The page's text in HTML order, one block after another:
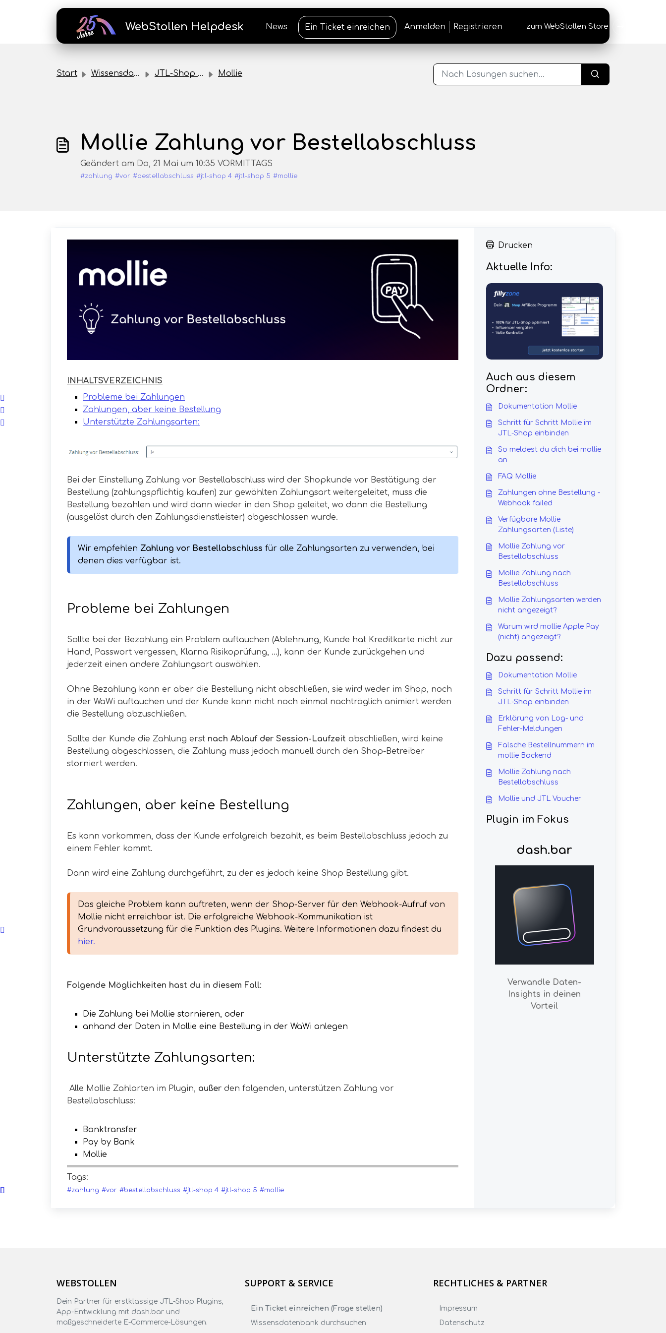
WebStollen Helpdesk News Ein Ticket einreichen Anmelden Registrieren zum WebStollen Store
Start Wissensdatenbank JTL-Shop Plugins Mollie
Mollie Zahlung vor Bestellabschluss
Geändert am Do, 21 Mai um 10:35 VORMITTAGS
#zahlung #vor #bestellabschluss #jtl-shop 4 #jtl-shop 5 #mollie
INHALTSVERZEICHNIS
Probleme bei Zahlungen
Zahlungen, aber keine Bestellung
Unterstützte Zahlungsarten:
Bei der Einstellung Zahlung vor Bestellabschluss wird der Shopkunde vor Bestätigung der
Bestellung (zahlungspflichtig kaufen) zur gewählten Zahlungsart weitergeleitet, muss die
Bestellung bezahlen und wird dann wieder in den Shop geleitet, wo dann die Bestellung
(ausgelöst durch den Zahlungsdienstleister) abgeschlossen wurde.
Wir empfehlen Zahlung vor Bestellabschluss für alle Zahlungsarten zu verwenden, bei
denen dies verfügbar ist.
Probleme bei Zahlungen
Sollte bei der Bezahlung ein Problem auftauchen (Ablehnung, Kunde hat Kreditkarte nicht zur
Hand, Passwort vergessen, Klarna Risikoprüfung, ...), kann der Kunde zurückgehen und
jederzeit einen andere Zahlungsart auswählen.
Ohne Bezahlung kann er aber die Bestellung nicht abschließen, sie wird weder im Shop, noch
in der WaWi auftauchen und der Kunde kann nicht noch einmal nachträglich animiert werden
die Bestellung abzuschließen.
Sollte der Kunde die Zahlung erst nach Ablauf der Session-Laufzeit abschließen, wird keine
Bestellung abgeschlossen, die Zahlung muss jedoch manuell durch den Shop-Betreiber
storniert werden.
Zahlungen, aber keine Bestellung
Es kann vorkommen, dass der Kunde erfolgreich bezahlt, es beim Bestellabschluss jedoch zu
einem Fehler kommt.
Dann wird eine Zahlung durchgeführt, zu der es jedoch keine Shop Bestellung gibt.
Das gleiche Problem kann auftreten, wenn der Shop-Server für den Webhook-Aufruf von
Mollie nicht erreichbar ist. Die erfolgreiche Webhook-Kommunikation ist
Grundvoraussetzung für die Funktion des Plugins. Weitere Informationen dazu findest du
hier.
Folgende Möglichkeiten hast du in diesem Fall:
Die Zahlung bei Mollie stornieren, oder
anhand der Daten in Mollie eine Bestellung in der WaWi anlegen
Unterstützte Zahlungsarten:
Alle Mollie Zahlarten im Plugin, außer den folgenden, unterstützen Zahlung vor
Bestellabschluss:
Banktransfer
Pay by Bank
Mollie
Tags:
#zahlung #vor #bestellabschluss #jtl-shop 4 #jtl-shop 5 #mollie
Drucken
Aktuelle Info:
Auch aus diesem
Ordner:
Dokumentation Mollie
Schritt für Schritt Mollie im
JTL-Shop einbinden
So meldest du dich bei mollie
an
FAQ Mollie
Zahlungen ohne Bestellung -
Webhook failed
Verfügbare Mollie
Zahlungsarten (Liste)
Mollie Zahlung vor
Bestellabschluss
Mollie Zahlung nach
Bestellabschluss
Mollie Zahlungsarten werden
nicht angezeigt?
Warum wird mollie Apple Pay
(nicht) angezeigt?
Dazu passend:
Dokumentation Mollie
Schritt für Schritt Mollie im
JTL-Shop einbinden
Erklärung von Log- und
Fehler-Meldungen
Falsche Bestellnummern im
mollie Backend
Mollie Zahlung nach
Bestellabschluss
Mollie und JTL Voucher
Plugin im Fokus
dash.bar
Verwandle Daten-
Insights in deinen
Vorteil
WEBSTOLLEN
Dein Partner für erstklassige JTL-Shop Plugins,
App-Entwicklung mit dash.bar und
maßgeschneiderte E-Commerce-Lösungen.
SUPPORT & SERVICE
Ein Ticket einreichen (Frage stellen)
Wissensdatenbank durchsuchen
RECHTLICHES & PARTNER
Impressum
Datenschutz